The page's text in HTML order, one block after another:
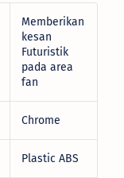
Memberikan
kesan
Futuristik
pada area
fan
Chrome
Plastic ABS